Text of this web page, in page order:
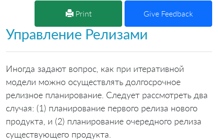
Print Give Feedback
Управление Релизами
Иногда задают вопрос, как при итеративной
модели можно осуществлять долгосрочное
релизное планирование. Следует рассмотреть два
случая: (1) планирование первого релиза нового
продукта, и (2) планирование очередного релиза
существующего продукта.